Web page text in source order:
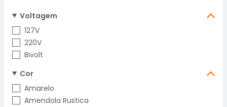
Voltagem
127V
220V
Bivolt
Cor
Amarelo
Amendola Rustica